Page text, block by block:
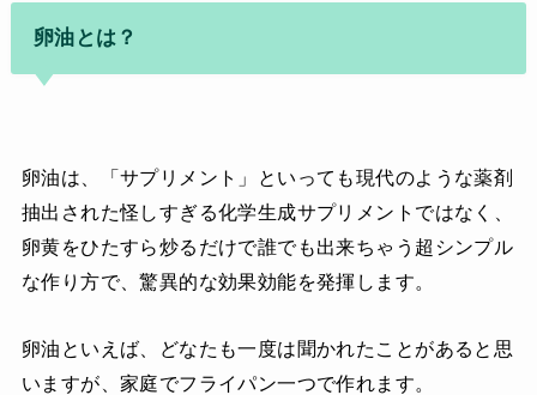
卵油とは？
卵油は、「サプリメント」といっても現代のような薬剤
抽出された怪しすぎる化学生成サプリメントではなく、
卵黄をひたすら炒るだけで誰でも出来ちゃう超シンプル
な作り方で、驚異的な効果効能を発揮します。
卵油といえば、どなたも一度は聞かれたことがあると思
いますが、家庭でフライパン一つで作れます。